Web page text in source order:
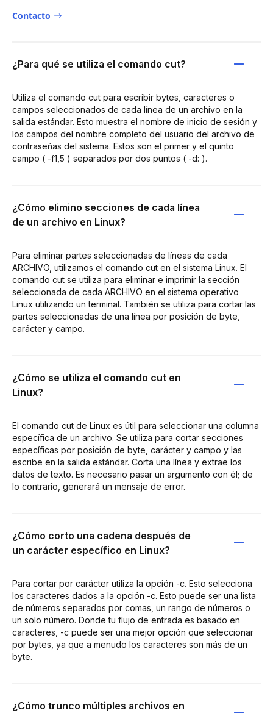
Contacto
¿Para qué se utiliza el comando cut?
Utiliza el comando cut para escribir bytes, caracteres o
campos seleccionados de cada línea de un archivo en la
salida estándar. Esto muestra el nombre de inicio de sesión y
los campos del nombre completo del usuario del archivo de
contraseñas del sistema. Estos son el primer y el quinto
campo ( -f1,5 ) separados por dos puntos ( -d: ).
¿Cómo elimino secciones de cada línea
de un archivo en Linux?
Para eliminar partes seleccionadas de líneas de cada
ARCHIVO, utilizamos el comando cut en el sistema Linux. El
comando cut se utiliza para eliminar e imprimir la sección
seleccionada de cada ARCHIVO en el sistema operativo
Linux utilizando un terminal. También se utiliza para cortar las
partes seleccionadas de una línea por posición de byte,
carácter y campo.
¿Cómo se utiliza el comando cut en
Linux?
El comando cut de Linux es útil para seleccionar una columna
específica de un archivo. Se utiliza para cortar secciones
específicas por posición de byte, carácter y campo y las
escribe en la salida estándar. Corta una línea y extrae los
datos de texto. Es necesario pasar un argumento con él; de
lo contrario, generará un mensaje de error.
¿Cómo corto una cadena después de
un carácter específico en Linux?
Para cortar por carácter utiliza la opción -c. Esto selecciona
los caracteres dados a la opción -c. Esto puede ser una lista
de números separados por comas, un rango de números o
un solo número. Donde tu flujo de entrada es basado en
caracteres, -c puede ser una mejor opción que seleccionar
por bytes, ya que a menudo los caracteres son más de un
byte.
¿Cómo trunco múltiples archivos en